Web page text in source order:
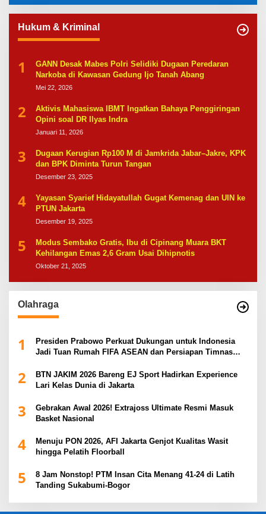
Hukum & Kriminal
1
GANN Desak Mabes Polri Selidiki Dugaan Peredaran
Narkoba di Kawasan Gedung Ijo Tanah Abang
Mei 22, 2026
2
Aktivis Mahasiswa IBMT Ingatkan Bahaya Penggiringan
Opini soal DR Ilyas Indra
Januari 11, 2026
3
Dugaan Kerugian Rp100 M di Jamkrida Jabar–Jakre, KPK
dan BPK Diminta Turun Tangan
Desember 23, 2025
4
Yayasan Syarief Hidayatullah Gugat Kemenag dan UIN ke
PTUN Jakarta
Desember 19, 2025
5
Modus Sembako Gratis, Ibu di Cipinang Muara BKT
Kehilangan Emas 2,6 Gram Usai Dihipnotis
Oktober 21, 2025
Olahraga
1
Presiden Prabowo Perkuat Dukungan untuk Indonesia
Jadi Tuan Rumah FIFA ASEAN dan Persiapan Timnas
2
BTN JAKIM 2026 Bareng EJ Sport Hadirkan Experience
Lari Kelas Dunia di Jakarta
3
Gebrakan Awal 2026! Extrajoss Ultimate Resmi Masuk
Basket Nasional
4
Menuju PON 2026, AFI Jakarta Genjot Kualitas Wasit
hingga Pelatih Floorball
5
8 Jam Nonstop! PTM Insan Cita Menang 41-24 di Latih
Tanding Sukabumi-Bogor